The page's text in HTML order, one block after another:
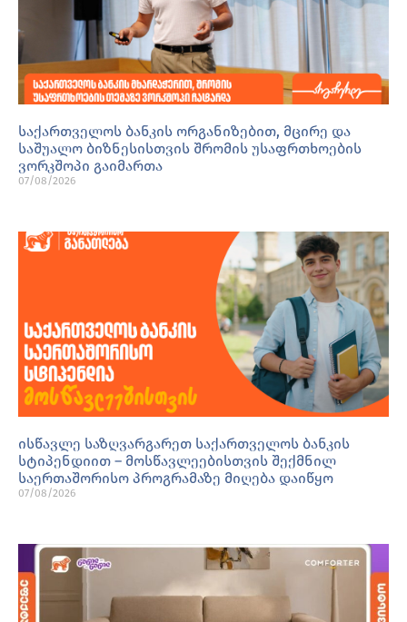
საქართველოს ბანკის ორგანიზებით, მცირე და
საშუალო ბიზნესისთვის შრომის უსაფრთხოების
ვორკშოპი გაიმართა
07/08/2026
ისწავლე საზღვარგარეთ საქართველოს ბანკის
სტიპენდიით – მოსწავლეებისთვის შექმნილ
საერთაშორისო პროგრამაზე მიღება დაიწყო
07/08/2026